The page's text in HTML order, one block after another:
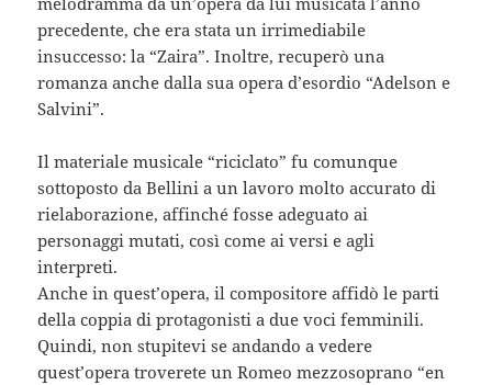
precedente, che era stata un irrimediabile
insuccesso: la “Zaira”. Inoltre, recuperò una
romanza anche dalla sua opera d’esordio “Adelson e
Salvini”.
Il materiale musicale “riciclato” fu comunque
sottoposto da Bellini a un lavoro molto accurato di
rielaborazione, affinché fosse adeguato ai
personaggi mutati, così come ai versi e agli
interpreti.
Anche in quest’opera, il compositore affidò le parti
della coppia di protagonisti a due voci femminili.
Quindi, non stupitevi se andando a vedere
quest’opera troverete un Romeo mezzosoprano “en